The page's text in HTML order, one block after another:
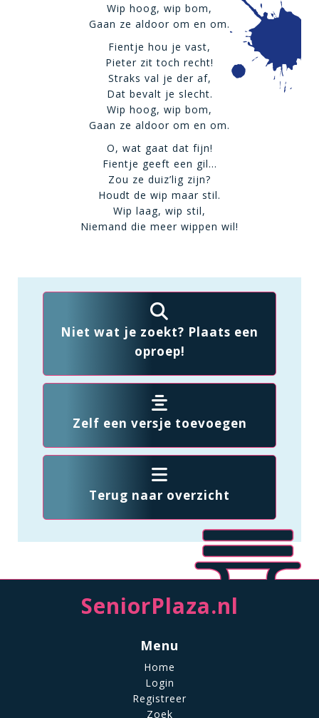
Wip hoog, wip bom,
Gaan ze aldoor om en om.
Fientje hou je vast,
Pieter zit toch recht!
Straks val je der af,
Dat bevalt je slecht.
Wip hoog, wip bom,
Gaan ze aldoor om en om.
O, wat gaat dat fijn!
Fientje geeft een gil…
Zou ze duiz’lig zijn?
Houdt de wip maar stil.
Wip laag, wip stil,
Niemand die meer wippen wil!
Niet wat je zoekt? Plaats een
oproep!
Zelf een versje toevoegen
Terug naar overzicht
SeniorPlaza.nl
Menu
Home
Login
Registreer
Zoek